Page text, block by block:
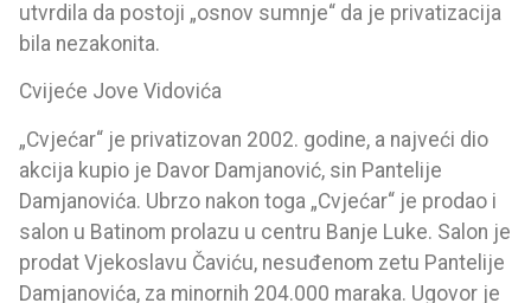
utvrdila da postoji „osnov sumnje“ da je privatizacija
bila nezakonita.
Cvijeće Jove Vidovića
„Cvjećar“ je privatizovan 2002. godine, a najveći dio
akcija kupio je Davor Damjanović, sin Pantelije
Damjanovića. Ubrzo nakon toga „Cvjećar“ je prodao i
salon u Batinom prolazu u centru Banje Luke. Salon je
prodat Vjekoslavu Čaviću, nesuđenom zetu Pantelije
Damjanovića, za minornih 204.000 maraka. Ugovor je